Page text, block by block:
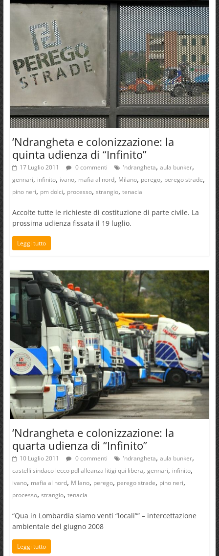
‘Ndrangheta e colonizzazione: la
quinta udienza di “Infinito”
17 Luglio 2011 0 commenti 'ndrangheta, aula bunker,
gennari, infinito, ivano, mafia al nord, Milano, perego, perego strade,
pino neri, pm dolci, processo, strangio, tenacia
Accolte tutte le richieste di costituzione di parte civile. La
prossima udienza fissata il 19 luglio.
Leggi tutto
‘Ndrangheta e colonizzazione: la
quarta udienza di “Infinito”
10 Luglio 2011 0 commenti 'ndrangheta, aula bunker,
castelli sindaco lecco pdl alleanza litigi qui libera, gennari, infinito,
ivano, mafia al nord, Milano, perego, perego strade, pino neri,
processo, strangio, tenacia
“Qua in Lombardia siamo venti “locali”” – intercettazione
ambientale del giugno 2008
Leggi tutto